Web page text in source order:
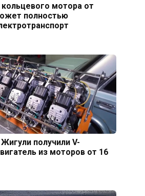
мотора от
полностью
получили V-
из моторов от 16